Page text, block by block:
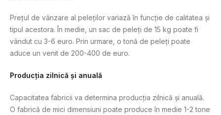
Prețul de vânzare al peleților variază în funcție de calitatea și
tipul acestora. În medie, un sac de peleți de 15 kg poate fi
vândut cu 3-6 euro. Prin urmare, o tonă de peleți poate
aduce un venit de 200-400 de euro.
Producția zilnică și anuală
Capacitatea fabricii va determina producția zilnică și anuală.
O fabrică de mici dimensiuni poate produce în medie 1-2 tone